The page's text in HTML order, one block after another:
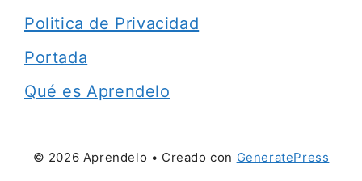
Politica de Privacidad
Portada
Qué es Aprendelo
© 2026 Aprendelo • Creado con GeneratePress